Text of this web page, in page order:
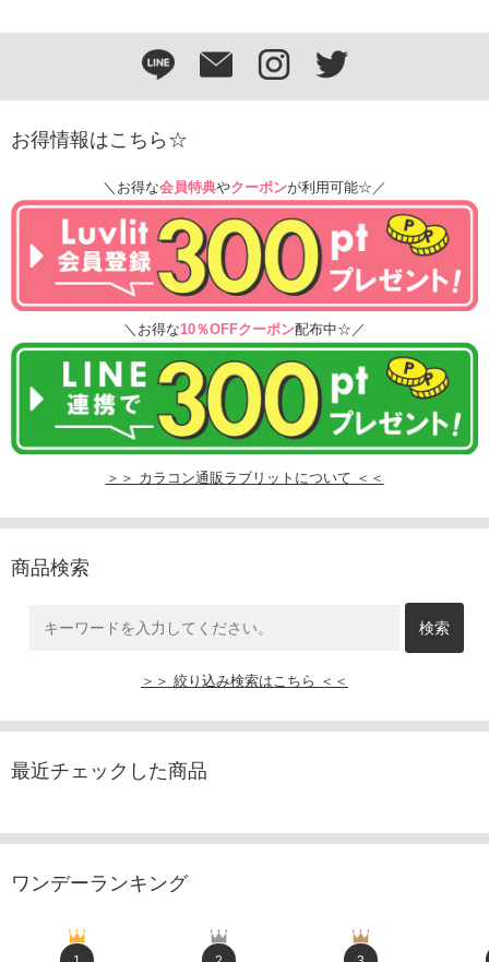
お得情報はこちら☆
＼お得な会員特典やクーポンが利用可能☆／
＼お得な10％OFFクーポン配布中☆／
＞＞ カラコン通販ラブリットについて ＜＜
商品検索
＞＞ 絞り込み検索はこちら ＜＜
最近チェックした商品
ワンデーランキング